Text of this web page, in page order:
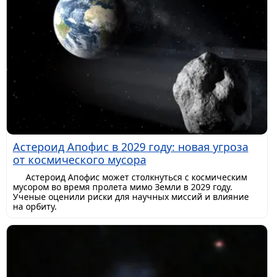
Астероид Апофис в 2029 году: новая угроза
от космического мусора
Астероид Апофис может столкнуться с космическим
мусором во время пролета мимо Земли в 2029 году.
Ученые оценили риски для научных миссий и влияние
на орбиту.